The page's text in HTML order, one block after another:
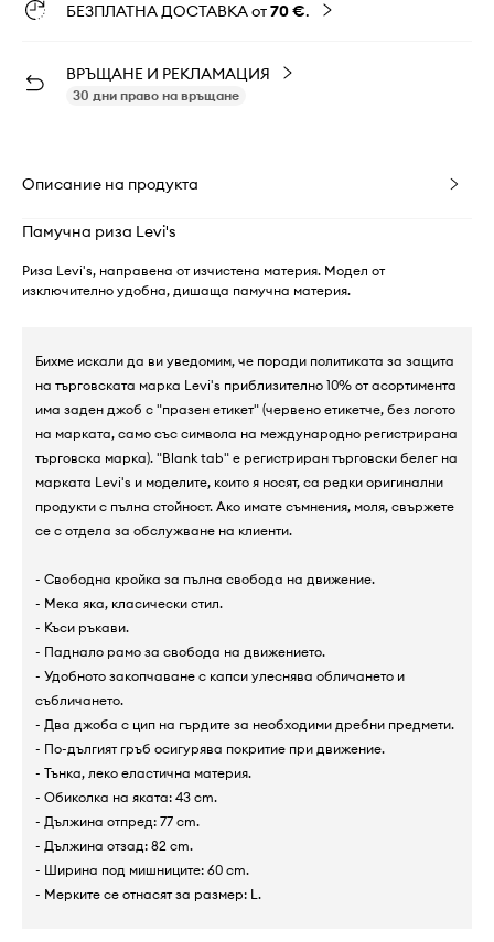
БЕЗПЛАТНА ДОСТАВКА от70 €.
ВРЪЩАНЕ И РЕКЛАМАЦИЯ
30 дни право на връщане
Описание на продукта
Памучна риза Levi's
Риза Levi's, направена от изчистена материя. Модел от
изключително удобна, дишаща памучна материя.
Бихме искали да ви уведомим, че поради политиката за защита
на търговската марка Levi's приблизително 10% от асортимента
има заден джоб с "празен етикет" (червено етикетче, без логото
на марката, само със символа на международно регистрирана
търговска марка). "Blank tab" е регистриран търговски белег на
марката Levi's и моделите, които я носят, са редки оригинални
продукти с пълна стойност. Ако имате съмнения, моля, свържете
се с отдела за обслужване на клиенти.
- Свободна кройка за пълна свобода на движение.
- Мека яка, класически стил.
- Къси ръкави.
- Паднало рамо за свобода на движението.
- Удобното закопчаване с капси улеснява обличането и
събличането.
- Два джоба с цип на гърдите за необходими дребни предмети.
- По-дългият гръб осигурява покритие при движение.
- Тънка, леко еластична материя.
- Обиколка на яката: 43 cm.
- Дължина отпред: 77 cm.
- Дължина отзад: 82 cm.
- Ширина под мишниците: 60 cm.
- Мерките се отнасят за размер: L.